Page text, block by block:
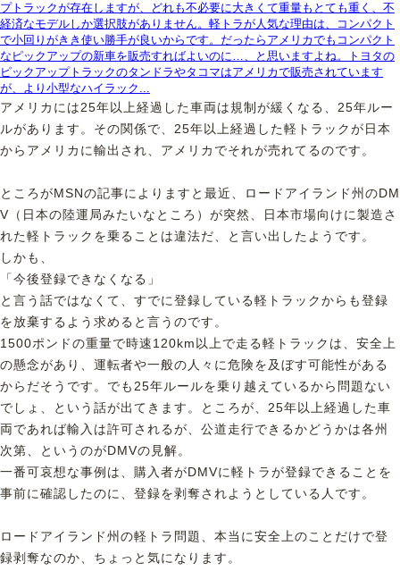
プトラックが存在しますが、どれも不必要に大きくて重量もとても重く、不
経済なモデルしか選択肢がありません。軽トラが人気な理由は、コンパクト
で小回りがきき使い勝手が良いからです。だったらアメリカでもコンパクト
なピックアップの新車を販売すればよいのに…、と思いますよね。トヨタの
ピックアップトラックのタンドラやタコマはアメリカで販売されています
が、より小型なハイラック...
アメリカには25年以上経過した車両は規制が緩くなる、25年ルー
ルがあります。その関係で、25年以上経過した軽トラックが日本
からアメリカに輸出され、アメリカでそれが売れてるのです。
ところがMSNの記事によりますと最近、ロードアイランド州のDM
V（日本の陸運局みたいなところ）が突然、日本市場向けに製造さ
れた軽トラックを乗ることは違法だ、と言い出したようです。
しかも、
「今後登録できなくなる」
と言う話ではなくて、すでに登録している軽トラックからも登録
を放棄するよう求めると言うのです。
1500ポンドの重量で時速120km以上で走る軽トラックは、安全上
の懸念があり、運転者や一般の人々に危険を及ぼす可能性がある
からだそうです。でも25年ルールを乗り越えているから問題ない
でしょ、という話が出てきます。ところが、25年以上経過した車
両であれば輸入は許可されるが、公道走行できるかどうかは各州
次第、というのがDMVの見解。
一番可哀想な事例は、購入者がDMVに軽トラが登録できることを
事前に確認したのに、登録を剥奪されようとしている人です。
ロードアイランド州の軽トラ問題、本当に安全上のことだけで登
録剥奪なのか、ちょっと気になります。